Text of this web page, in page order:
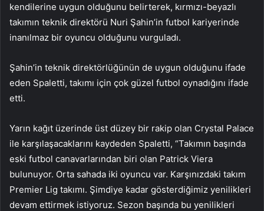
kendilerine uygun olduğunu belirterek, kırmızı-beyazlı
takımın teknik direktörü Nuri Şahin’in futbol kariyerinde
inanılmaz bir oyuncu olduğunu vurguladı.
Şahin’in teknik direktörlüğünün de uygun olduğunu ifade
eden Spaletti, takımı için çok güzel futbol oynadığını ifade
etti.
Yarın kağıt üzerinde üst düzey bir rakip olan Crystal Palace
ile karşılaşacaklarını kaydeden Spaletti, “Takımın başında
eski futbol canavarlarından biri olan Patrick Viera
bulunuyor. Orta sahada iki oyuncu var. Karşınızdaki takım
Premier Lig takımı. Şimdiye kadar gösterdiğimiz yenilikleri
devam ettirmek istiyoruz. Sezon başında bu yenilikleri